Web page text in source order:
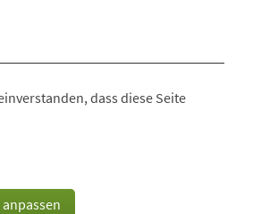
dass diese Seite